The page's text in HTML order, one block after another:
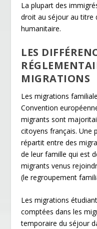
La plupart des
droit au séjour au titre
humanitaire.
LES
MIGRATIONS
Les migrations
Convention
migrants sont
citoyens français. Une
répartit entre des
de leur famille qui est
migrants venus
(le regroupement
Les migrations
comptées dans les
temporaire du séjour